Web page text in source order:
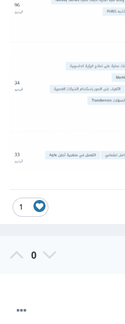
1
0